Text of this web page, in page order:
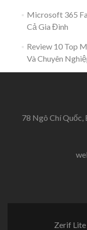
Microsoft 365
Cả Gia Đình
Review 10 Top
Và Chuyên
78 Ngô Chí Quốc,
Zerif Lite